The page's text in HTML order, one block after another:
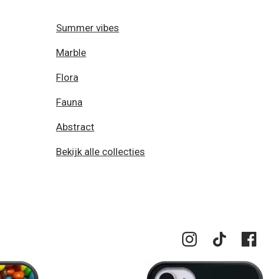
Summer vibes
Marble
Flora
Fauna
Abstract
Bekijk alle collecties